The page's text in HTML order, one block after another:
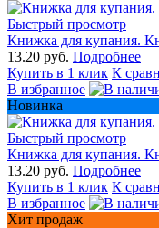
Быстрый просмотр
Книжка для купания.
13.20 руб. Подробнее
Купить в 1 клик К
В избранное
Новинка
Быстрый просмотр
Книжка для купания.
13.20 руб. Подробнее
Купить в 1 клик К
В избранное
Хит продаж